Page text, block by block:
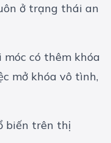
ở trạng thái an
móc có thêm khóa
mở khóa vô tình,
biến trên thị